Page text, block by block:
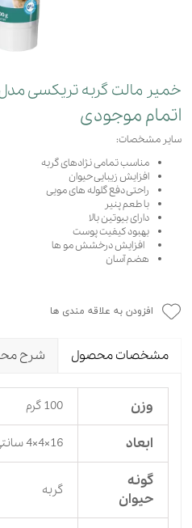
خمیر مالت گربه تریکسی مدل پنیر
اتمام موجودی
سایر مشخصات:
مناسب تمامی نژادهای گربه
افزایش زیبایی حیوان
راحتی دفع گلوله های مویی
با طعم پنیر
دارای بیوتین بالا
بهبود کیفیت پوست
افزایش درخشش مو ها
هضم آسان
افزودن به علاقه مندی ها
مشخصات محصول شرح
وزن 100 گرم
ابعاد 16×4×4 سانتی‌متر
گونه
حیوان
گربه